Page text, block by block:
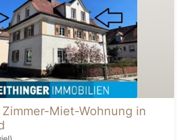
Miet-Wohnung in